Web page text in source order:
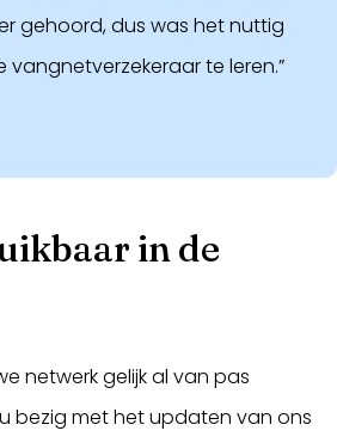
gehoord, dus was het nuttig
vangnetverzekeraar te leren.”
in de
netwerk gelijk al van pas
bezig met het updaten van ons